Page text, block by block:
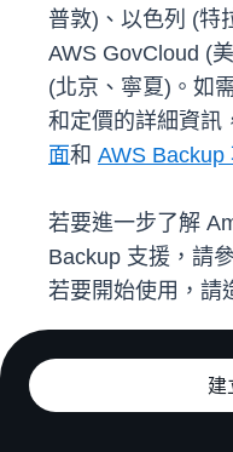
普敦)、以色列 (特
AWS GovCloud (
(北京、寧夏)。如
和定價的詳細資訊
面和 AWS Backup
若要進一步了解
Backup 支援，請
若要開始使用，請
建